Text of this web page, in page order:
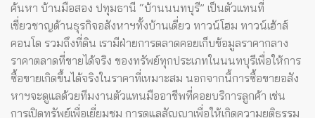
ค้นหา บ้านมือสอง ปทุมธานี “บ้านนนทบุรี” เป็นตัวแทนที่
เชี่ยวชาญด้านธุรกิจอสังหาฯทั้งบ้านเดี่ยว ทาวน์โฮม ทาวน์เฮ้าส์
คอนโด รวมถึงที่ดิน เรามีฝ่ายการตลาดคอยเก็บข้อมูลราคากลาง
ราคาตลาดที่ขายได้จริง ของทรัพย์ทุกประเภทในนนทบุรีเพื่อให้การ
ซื้อขายเกิดขึ้นได้จริงในราคาที่เหมาะสม นอกจากนี้การซื้อขายอสัง
หาฯจะดูแลด้วยทีมงานตัวแทนมืออาชีพที่คอยบริการลูกค้า เช่น
การเปิดทรัพย์เพื่อเยี่ยมชม การดูแลสัญญาเพื่อให้เกิดความยุติธรรม